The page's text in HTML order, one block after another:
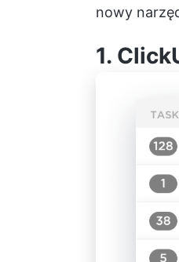
nowy
1.